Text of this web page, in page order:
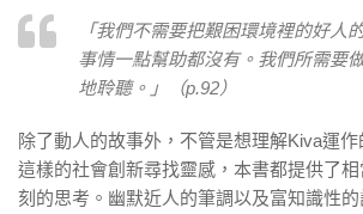
「我們不需要把艱困環境裡的好人
事情一點幫助都沒有。我們所需要
地聆聽。」（p.92）
除了動人的故事外，不管是想理解Kiva運
這樣的社會創新尋找靈感，本書都提供了
刻的思考。幽默近人的筆調以及富知識性